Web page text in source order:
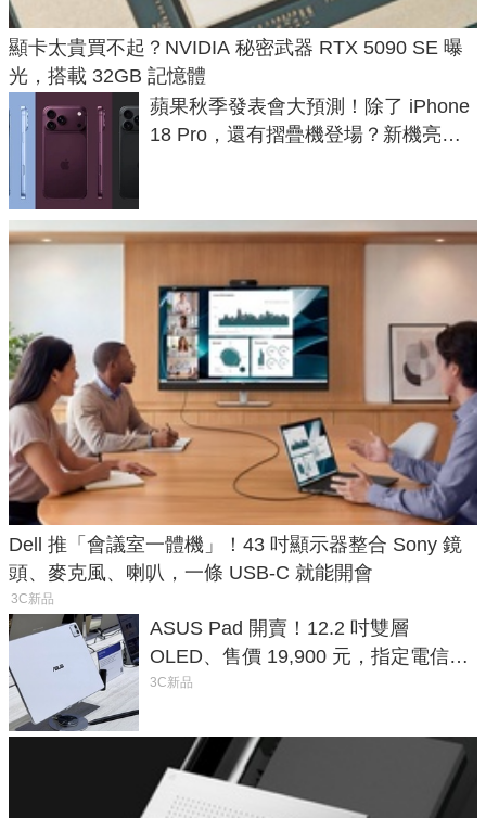
顯卡太貴買不起？NVIDIA 秘密武器 RTX 5090 SE 曝
光，搭載 32GB 記憶體
蘋果秋季發表會大預測！除了 iPhone
18 Pro，還有摺疊機登場？新機亮點
Dell 推「會議室一體機」！43 吋顯示器整合 Sony 鏡
頭、麥克風、喇叭，一條 USB-C 就能開會
3C新品
ASUS Pad 開賣！12.2 吋雙層
OLED、售價 19,900 元，指定電信資
費最低 0 元入手
3C新品